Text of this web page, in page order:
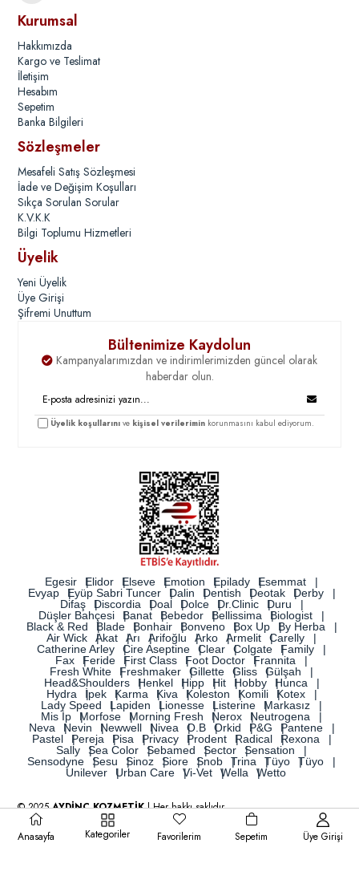
Kurumsal
Hakkımızda
Kargo ve Teslimat
İletişim
Hesabım
Sepetim
Banka Bilgileri
Sözleşmeler
Mesafeli Satış Sözleşmesi
İade ve Değişim Koşulları
Sıkça Sorulan Sorular
K.V.K.K
Bilgi Toplumu Hizmetleri
Üyelik
Yeni Üyelik
Üye Girişi
Şifremi Unuttum
Bültenimize Kaydolun
Kampanyalarımızdan ve indirimlerimizden güncel olarak
haberdar olun.
Üyelik koşullarını ve kişisel verilerimin korunmasını kabul ediyorum.
Egesir Elidor Elseve Emotion Epilady
Esemmat
Evyap
Eyüp Sabri Tuncer Dalin Dentish Deotak
Derby
Difaş
Discordia Doal Dolce Dr.Clinic
Duru
Düşler Bahçesi
Banat Bebedor Bellissima
Biologist
Black & Red
Blade Bonhair Bonveno Box Up
By Herba
Air Wick
Akat Arı Arifoğlu Arko Armelit
Carelly
Catherine Arley
Cire Aseptine Clear Colgate
Family
Fax
Feride First Class Foot Doctor
Frannita
Fresh White
Freshmaker Gillette Gliss
Gülşah
Head&Shoulders
Henkel Hipp Hit Hobby
Hunca
Hydra
İpek Karma Kiva Koleston Komili
Kotex
Lady Speed
Lapiden Lionesse Listerine
Markasız
Mis İp
Morfose Morning Fresh Nerox
Neutrogena
Neva
Nevin Newwell Nivea O.B Orkid P&G
Pantene
Pastel
Pereja Pisa Privacy Prodent Radical
Rexona
Sally
Sea Color Sebamed Sector
Sensation
Sensodyne
Sesu Sinoz Siore Snob Trina Tüyo
Tüyo
Unilever
Urban Care Vi-Vet Wella Wetto
© 2025AYDİNÇ KOZMETİK| Her hakkı saklıdır.
Anasayfa Kategoriler Favorilerim Sepetim Üye Girişi